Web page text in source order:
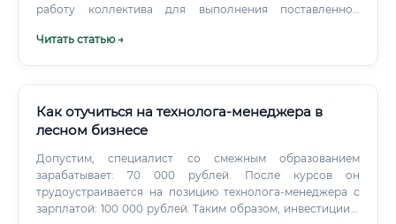
работу коллектива для выполнения поставленной
где часто возникают нештатные ситуации.
Читать статью →
Как отучиться на технолога-менеджера в
лесном бизнесе
Допустим, специалист со смежным образованием
зарабатывает: 70 000 рублей. После курсов он
трудоустраивается на позицию технолога-менеджера с
зарплатой: 100 000 рублей. Таким образом, инвестиции в